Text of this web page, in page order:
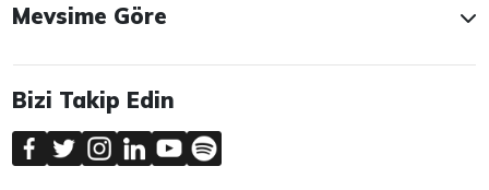
Mevsime Göre
Bizi Takip Edin